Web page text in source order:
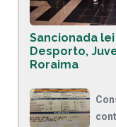
Sancionada
Desporto,
Roraima